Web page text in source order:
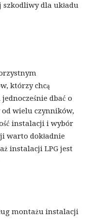
szkodliwy dla układu
którzy chcą
dbać o
od wielu czynników,
instalacji i wybór
warto dokładnie
instalacji LPG jest
montażu instalacji